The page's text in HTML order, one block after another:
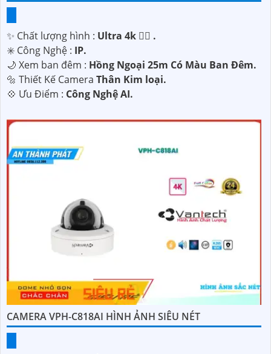
✨ Chất lượng hình : Ultra 4k 👍🏾 .
✳️ Công Nghệ : IP.
🌙 Xem ban đêm : Hồng Ngoại 25m Có Màu Ban Ðêm.
🔩 Thiết Kế Camera Thân Kim loại.
️💠 Ưu Điểm : Công Nghệ AI.
CAMERA VPH-C818AI HÌNH ẢNH SIÊU NÉT